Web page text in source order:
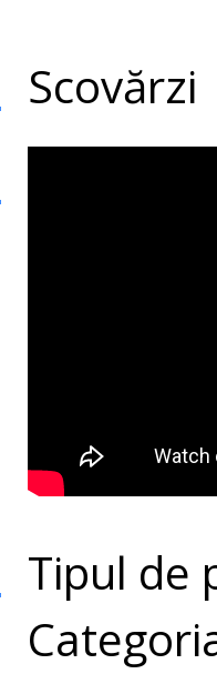
Scovărzi
Tipul de